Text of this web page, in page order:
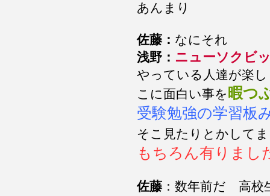
あんまり
佐藤： なにそれ
浅野： ニューソクビ
やっている人達が楽
こに面白い事を 暇つ
受験勉強の学習板
そこ見たりとかして
もちろん有りまし
佐藤 ：数年前だ 高